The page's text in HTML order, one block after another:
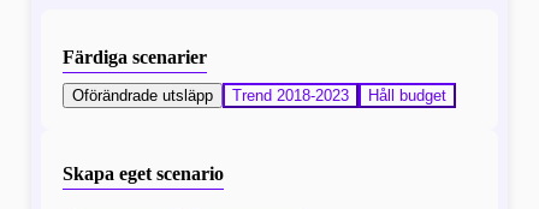
Färdiga scenarier
Oförändrade utsläpp Trend 2018-2023 Håll budget
Skapa eget scenario